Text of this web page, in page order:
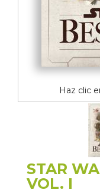
Haz clic
STAR
VOL. I